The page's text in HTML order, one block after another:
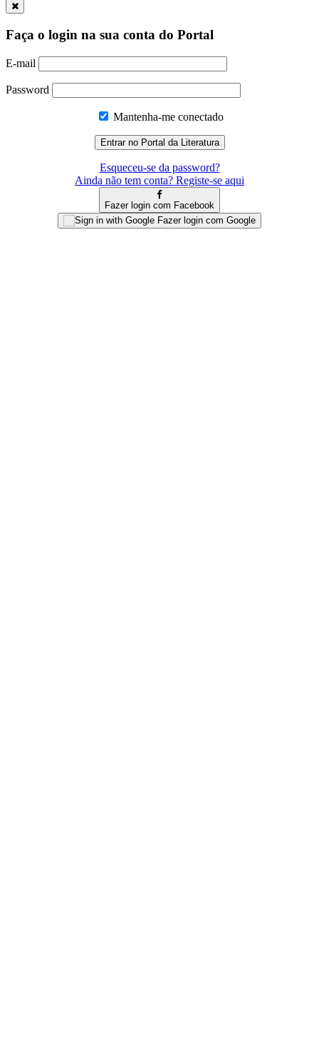
Faça o login na sua conta do Portal
E-mail
Password
Mantenha-me conectado
Esqueceu-se da password?
Ainda não tem conta? Registe-se aqui
Fazer login com Facebook
Fazer login com Google